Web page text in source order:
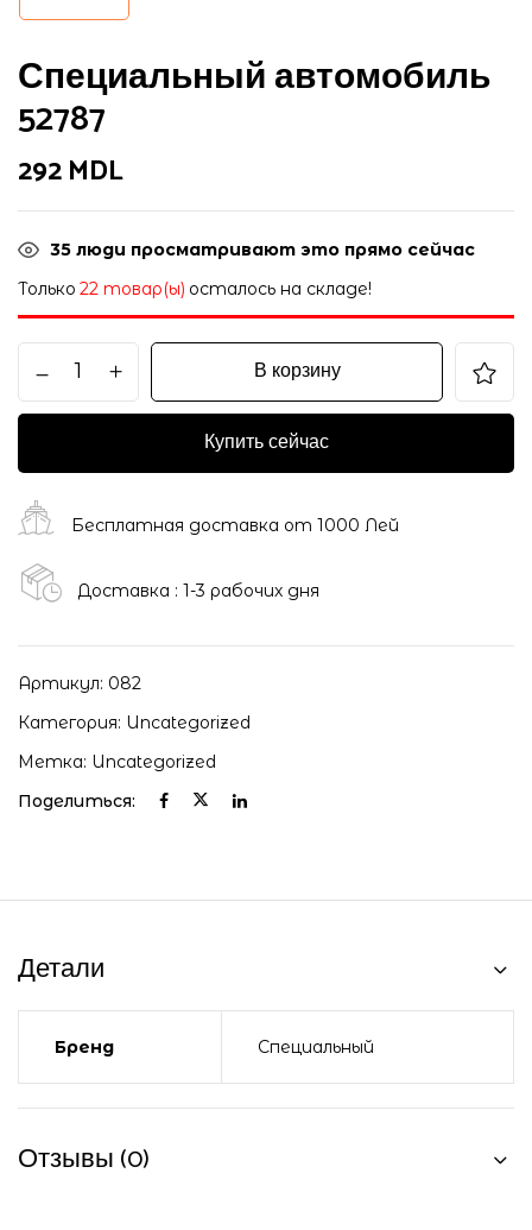
Специальный автомобиль
52787
292MDL
35 люди просматривают это прямо сейчас
Только 22 товар(ы) осталось на складе!
В корзину
Купить сейчас
Бесплатная доставка от 1000 Лей
Доставка : 1-3 рабочих дня
Артикул: 082
Категория: Uncategorized
Метка: Uncategorized
Поделиться:
Детали
Бренд Специальный
Отзывы (0)